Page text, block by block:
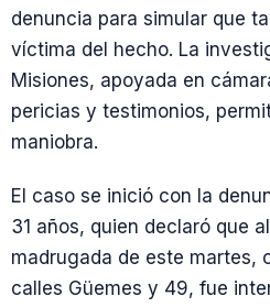
denuncia para simular que
víctima del hecho. La
Misiones, apoyada en
pericias y testimonios,
maniobra.
El caso se inició con la
31 años, quien declaró que
madrugada de este martes,
calles Güemes y 49, fue